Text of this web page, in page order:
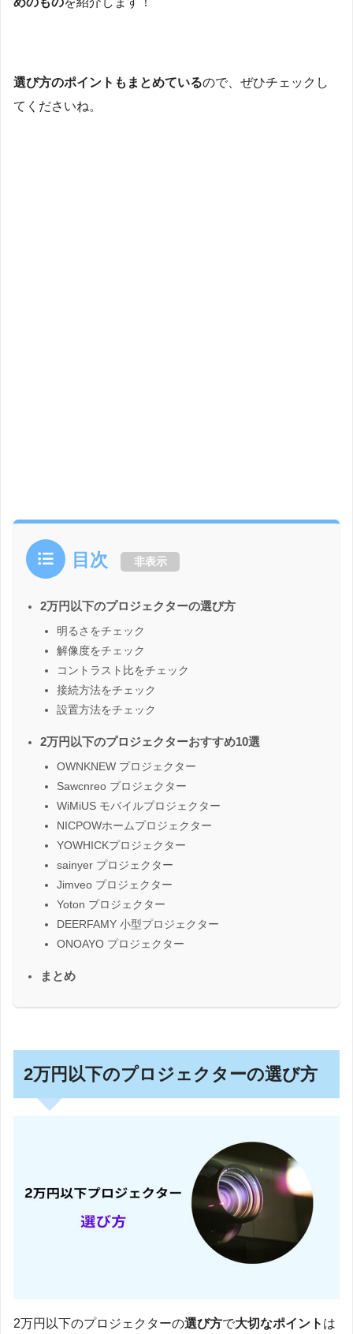
選び方のポイントもまとめているので、ぜひチェックし
てくださいね。
目次 非表示
2万円以下のプロジェクターの選び方
明るさをチェック
解像度をチェック
コントラスト比をチェック
接続方法をチェック
設置方法をチェック
2万円以下のプロジェクターおすすめ10選
OWNKNEW プロジェクター
Sawcnreo プロジェクター
WiMiUS モバイルプロジェクター
NICPOWホームプロジェクター
YOWHICKプロジェクター
sainyer プロジェクター
Jimveo プロジェクター
Yoton プロジェクター
DEERFAMY 小型プロジェクター
ONOAYO プロジェクター
まとめ
2万円以下のプロジェクターの選び方
2万円以下のプロジェクターの選び方で大切なポイント は